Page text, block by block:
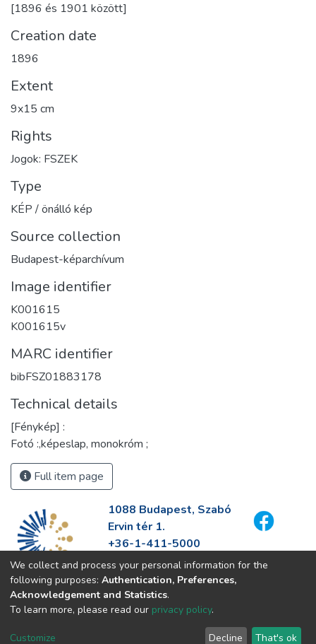
[1896 és 1901 között]
Creation date
1896
Extent
9x15 cm
Rights
Jogok: FSZEK
Type
KÉP / önálló kép
Source collection
Budapest-képarchívum
Image identifier
K001615
K001615v
MARC identifier
bibFSZ01883178
Technical details
[Fénykép] :
Fotó :,képeslap, monokróm ;
Full item page
1088 Budapest, Szabó
Ervin tér 1.
+36-1-411-5000
info@fszek.hu
https://fszek.hu
We collect and process your personal information for the
following purposes: Authentication, Preferences,
Acknowledgement and Statistics.
To learn more, please read our privacy policy.
Customize Decline That's ok